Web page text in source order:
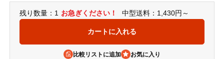
残り数量：1 お急ぎください！ 中型送料：1,430円～
比較リストに追加